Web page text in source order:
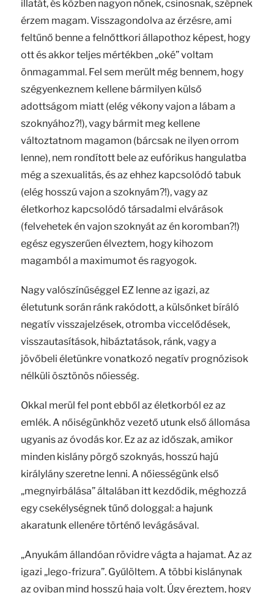
illatát, és közben nagyon nőnek, csinosnak, szépnek
érzem magam. Visszagondolva az érzésre, ami
feltűnő benne a felnőttkori állapothoz képest, hogy
ott és akkor teljes mértékben „oké” voltam
önmagammal. Fel sem merült még bennem, hogy
szégyenkeznem kellene bármilyen külső
adottságom miatt (elég vékony vajon a lábam a
szoknyához?!), vagy bármit meg kellene
változtatnom magamon (bárcsak ne ilyen orrom
lenne), nem rondított bele az eufórikus hangulatba
még a szexualitás, és az ehhez kapcsolódó tabuk
(elég hosszú vajon a szoknyám?!), vagy az
életkorhoz kapcsolódó társadalmi elvárások
(felvehetek én vajon szoknyát az én koromban?!)
egész egyszerűen élveztem, hogy kihozom
magamból a maximumot és ragyogok.
Nagy valószínűséggel EZ lenne az igazi, az
életutunk során ránk rakódott, a külsőnket bíráló
negatív visszajelzések, otromba viccelődések,
visszautasítások, hibáztatások, ránk, vagy a
jövőbeli életünkre vonatkozó negatív prognózisok
nélküli ösztönös nőiesség.
Okkal merül fel pont ebből az életkorból ez az
emlék. A nőiségünkhöz vezető utunk első állomása
ugyanis az óvodás kor. Ez az az időszak, amikor
minden kislány pörgő szoknyás, hosszú hajú
királylány szeretne lenni. A nőiességünk első
„megnyirbálása” általában itt kezdődik, méghozzá
egy csekélységnek tűnő dologgal: a hajunk
akaratunk ellenére történő levágásával.
„Anyukám állandóan rövidre vágta a hajamat. Az az
igazi „lego-frizura”. Gyűlöltem. A többi kislánynak
az oviban mind hosszú haja volt. Úgy éreztem, hogy